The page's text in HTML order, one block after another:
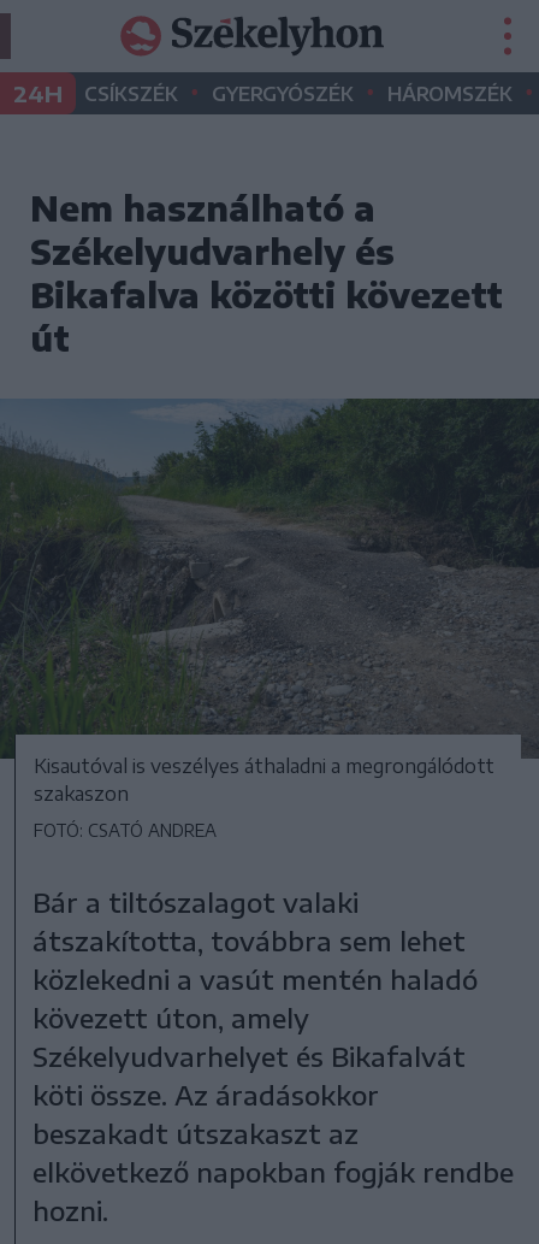
24H CSÍKSZÉK • GYERGYÓSZÉK • HÁROMSZÉK •
Nem használható a
Székelyudvarhely és
Bikafalva közötti kövezett
út
Kisautóval is veszélyes áthaladni a megrongálódott
szakaszon
FOTÓ: CSATÓ ANDREA
Bár a tiltószalagot valaki
átszakította, továbbra sem lehet
közlekedni a vasút mentén haladó
kövezett úton, amely
Székelyudvarhelyet és Bikafalvát
köti össze. Az áradásokkor
beszakadt útszakaszt az
elkövetkező napokban fogják rendbe
hozni.